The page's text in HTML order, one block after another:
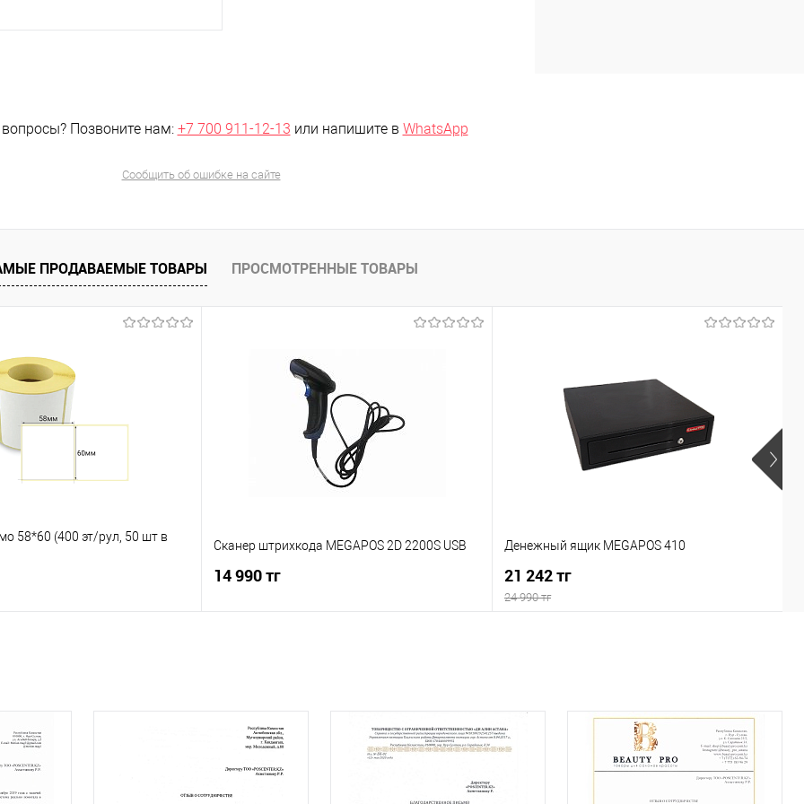
Сравнение
Позвоните нам: +7 700 911-12-13 или напишите в WhatsApp
Сообщить об ошибке на сайте
ПРОДАВАЕМЫЕ ТОВАРЫ ПРОСМОТРЕННЫЕ ТОВАРЫ
58*60 (400 эт/рул, 50 шт в
Сканер штрихкода MEGAPOS 2D 2200S USB
14 990 тг
Денежный ящик MEGAPOS 410
21 242 тг
24 990 тг